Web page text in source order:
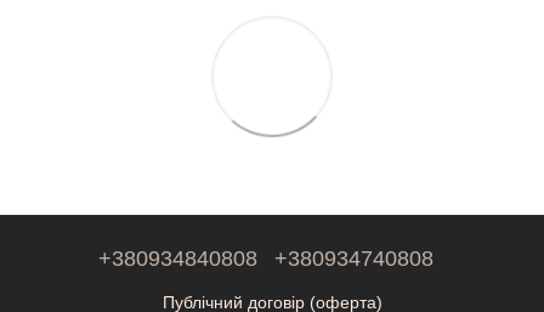
+380934840808 +380934740808
Публічний договір (оферта)